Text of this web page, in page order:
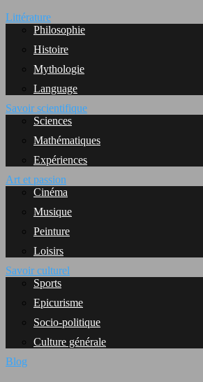
Littérature
Philosophie
Histoire
Mythologie
Language
Savoir scientifique
Sciences
Mathématiques
Expériences
Art et passion
Cinéma
Musique
Peinture
Loisirs
Savoir culturel
Sports
Epicurisme
Socio-politique
Culture générale
Blog